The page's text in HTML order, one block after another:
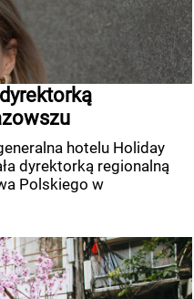
hotelu Holiday
dyrektorką regionalną
Polskiego w